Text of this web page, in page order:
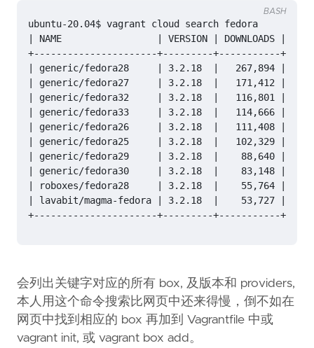
NAME VERSION DOWNLOADS
generic/fedora28 3.2.18
   267,894
generic/fedora27 3.2.18
   171,412
generic/fedora32 3.2.18
   116,801
generic/fedora33 3.2.18
   114,666
generic/fedora26 3.2.18
   111,408
generic/fedora25 3.2.18
   102,329
generic/fedora29 3.2.18
    88,640
generic/fedora30 3.2.18
    83,148
roboxes/fedora28 3.2.18
    55,764
lavabit/magma-fedora 3.2.18
    53,727
+----------------------+---------+-----------
BASH
会列出关键字对应的所有 box, 及版本和 providers,
本人用这个命令搜索比网页中还来得慢，倒不如在
网页中找到相应的 box 再加到 Vagrantfile 中或
vagrant init, 或 vagrant box add。